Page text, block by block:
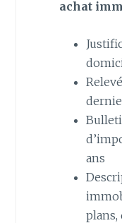
achat
ans
plans,